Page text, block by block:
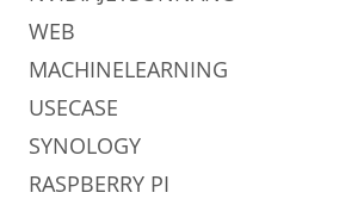
WEB
MACHINELEARNING
USECASE
SYNOLOGY
RASPBERRY PI